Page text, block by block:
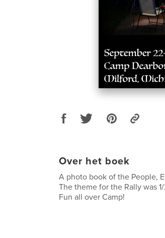
Over het boek
A photo book of the People,
The theme for the Rally was
Fun all over Camp!